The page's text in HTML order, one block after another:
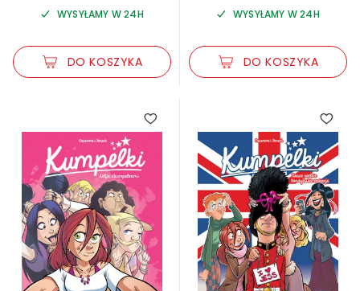
WYSYŁAMY W 24H
DO KOSZYKA
WYSYŁAMY W 24H
DO KOSZYKA